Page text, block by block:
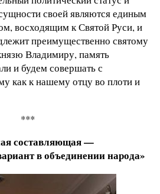
своей являются единым
восходящим к Святой Руси, и
преимущественно святому
Владимиру, память
и будем совершать с
как к нашему отцу во плоти и
***
составляющая —
в объединении народа»